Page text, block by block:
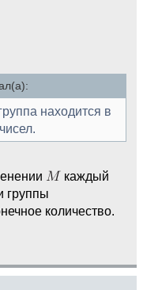
находится в
каждый
группы
количество.